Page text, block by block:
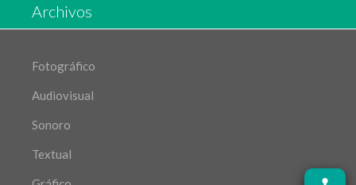
Archivos
Fotográfico
Audiovisual
Sonoro
Textual